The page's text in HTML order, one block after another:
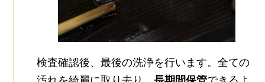
検査確認後、最後の洗浄を行います。全ての